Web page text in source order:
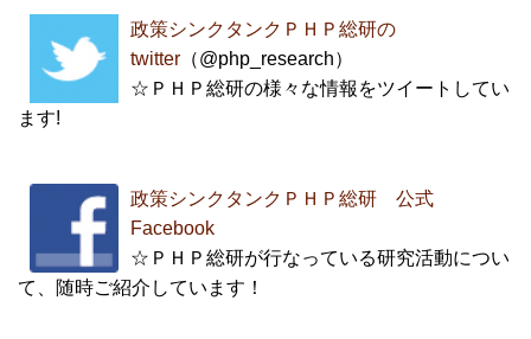
政策シンクタンクＰＨＰ総研の
twitter （@php_research）
☆ＰＨＰ総研の様々な情報をツイートしてい
ます!
政策シンクタンクＰＨＰ総研 公式
Facebook
☆ＰＨＰ総研が行なっている研究活動につい
て、随時ご紹介しています！